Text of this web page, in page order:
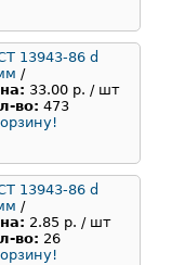
13943-86 d
/
33.00 р. / шт
во: 473
13943-86 d
/
2.85 р. / шт
во: 26